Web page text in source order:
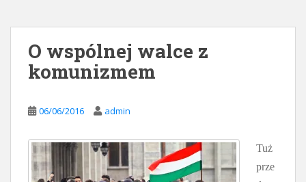
O wspólnej walce z
komunizmem
06/06/2016 admin
Tuż
prze